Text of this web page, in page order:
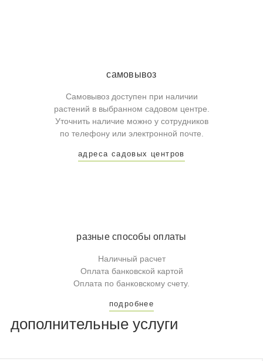
самовывоз
Самовывоз доступен при наличии
растений в выбранном садовом центре.
Уточнить наличие можно у сотрудников
по телефону или электронной почте.
адреса садовых центров
разные способы оплаты
Наличный расчет
Оплата банковской картой
Оплата по банковскому счету.
подробнее
дополнительные услуги